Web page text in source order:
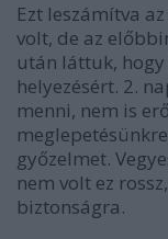
Ezt leszámítva
volt, de az
után láttuk,
helyezésért. 2.
menni, nem is
győzelmet.
nem volt ez
biztonságra.